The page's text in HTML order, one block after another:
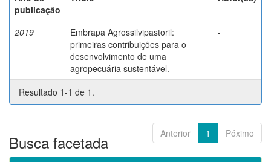
publicação
2019
Embrapa Agrossilvipastoril:
primeiras contribuições para o
desenvolvimento de uma
agropecuária sustentável.
-
Resultado 1-1 de 1.
Anterior 1 Póximo
Busca facetada